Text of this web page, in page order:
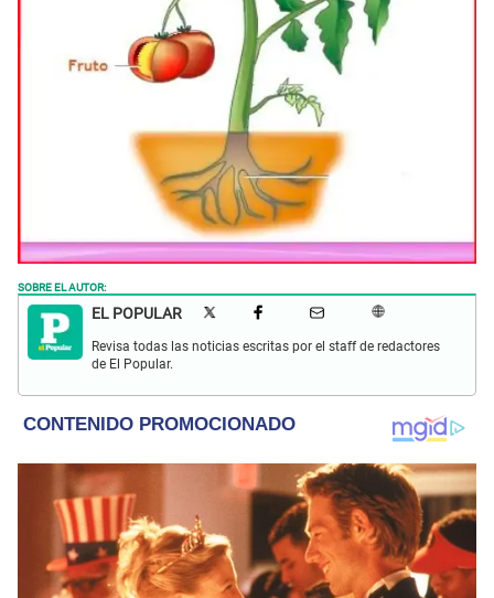
SOBRE EL AUTOR:
EL POPULAR
Revisa todas las noticias escritas por el staff de redactores
de El Popular.